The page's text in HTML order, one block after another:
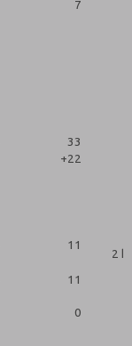
7
33
+22
11
2
11
0